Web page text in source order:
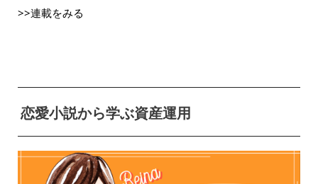
>>連載をみる
恋愛小説から学ぶ資産運用